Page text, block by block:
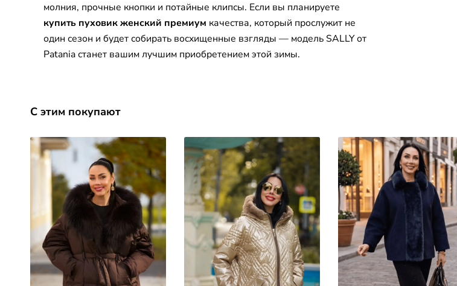
молния, прочные кнопки и потайные клипсы. Если вы планируете
купить пуховик женский премиум качества, который прослужит не
один сезон и будет собирать восхищенные взгляды — модель SALLY от
Patania станет вашим лучшим приобретением этой зимы.
С этим покупают